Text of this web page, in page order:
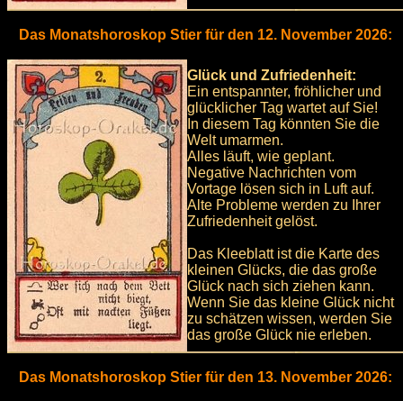
Das Monatshoroskop Stier für den 12. November 2026:
Glück und Zufriedenheit:
Ein entspannter, fröhlicher und
glücklicher Tag wartet auf Sie!
In diesem Tag könnten Sie die
Welt umarmen.
Alles läuft, wie geplant.
Negative Nachrichten vom
Vortage lösen sich in Luft auf.
Alte Probleme werden zu Ihrer
Zufriedenheit gelöst.
Das Kleeblatt ist die Karte des
kleinen Glücks, die das große
Glück nach sich ziehen kann.
Wenn Sie das kleine Glück nicht
zu schätzen wissen, werden Sie
das große Glück nie erleben.
Das Monatshoroskop Stier für den 13. November 2026: